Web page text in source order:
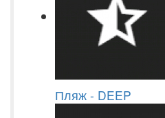
Пляж - DEEP